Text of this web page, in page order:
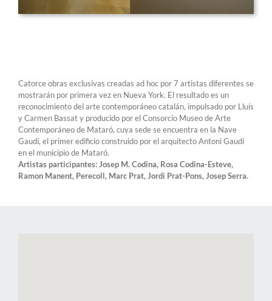
Catorce obras exclusivas creadas ad hoc por 7 artistas diferentes se
mostrarán por primera vez en Nueva York. El resultado es un
reconocimiento del arte contemporáneo catalán, impulsado por Lluís
y Carmen Bassat y producido por el Consorcio Museo de Arte
Contemporáneo de Mataró, cuya sede se encuentra en la Nave
Gaudí, el primer edificio construido por el arquitecto Antoni Gaudí
en el municipio de Mataró.
Artistas participantes: Josep M. Codina, Rosa Codina-Esteve,
Ramon Manent, Perecoll, Marc Prat, Jordi Prat-Pons, Josep Serra.